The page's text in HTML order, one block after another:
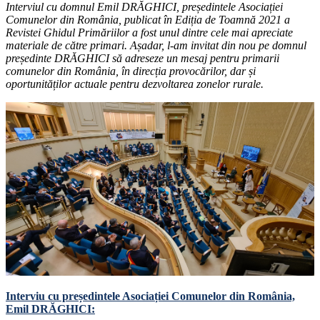
Interviul cu domnul Emil DRĂGHICI, președintele Asociației
Comunelor din România, publicat în Ediția de Toamnă 2021 a
Revistei Ghidul Primăriilor a fost unul dintre cele mai apreciate
materiale de către primari. Așadar, l-am invitat din nou pe domnul
președinte DRĂGHICI să adreseze un mesaj pentru primarii
comunelor din România, în direcția provocărilor, dar și
oportunităților actuale pentru dezvoltarea zonelor rurale.
Interviu cu președintele Asociației Comunelor din România,
Emil DRĂGHICI: